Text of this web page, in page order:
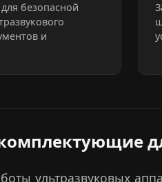
безопасной
и
ультразвуковых